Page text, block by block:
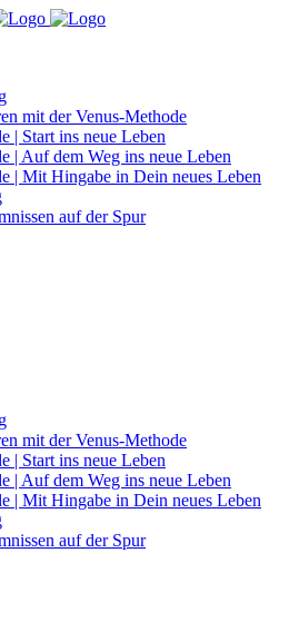
mit der Venus-Methode
| Start ins neue Leben
| Auf dem Weg ins neue Leben
| Mit Hingabe in Dein neues Leben
auf der Spur
mit der Venus-Methode
| Start ins neue Leben
| Auf dem Weg ins neue Leben
| Mit Hingabe in Dein neues Leben
auf der Spur